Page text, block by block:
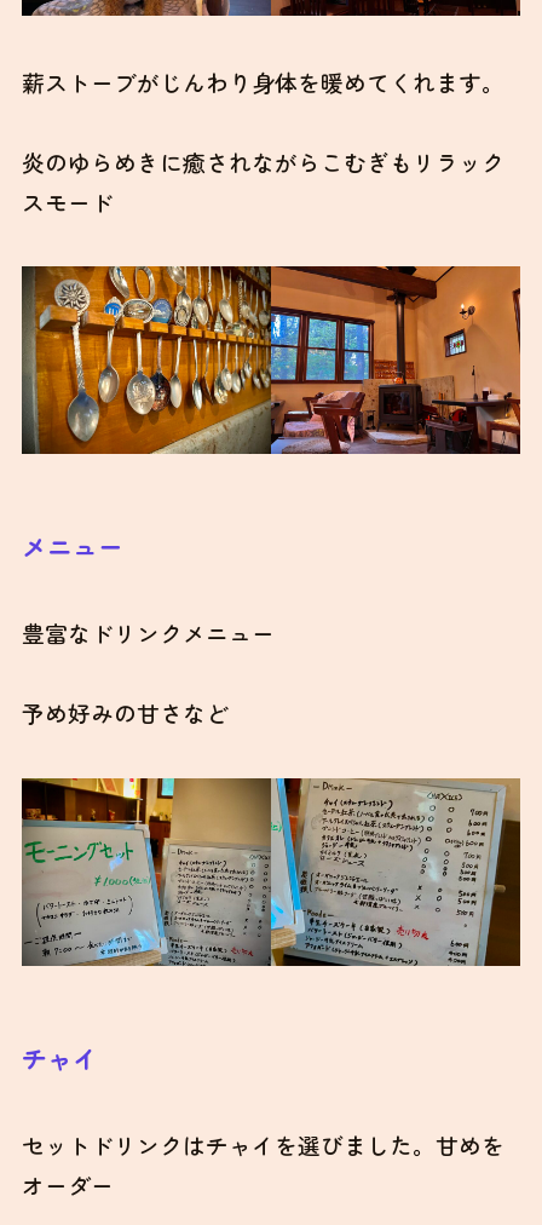
薪ストーブがじんわり身体を暖めてくれます。
炎のゆらめきに癒されながらこむぎもリラック
スモード
メニュー
豊富なドリンクメニュー
予め好みの甘さなど
チャイ
セットドリンクはチャイを選びました。甘めを
オーダー